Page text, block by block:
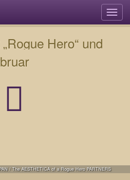
Hero“ und
/ The AESTHETICA of a Rogue Hero PARTNERS